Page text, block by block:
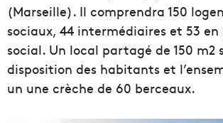
(Marseille). Il comprendra 150
sociaux, 44 intermédiaires et 53
social. Un local partagé de 150 m2
disposition des habitants et
un une crèche de 60 berceaux.